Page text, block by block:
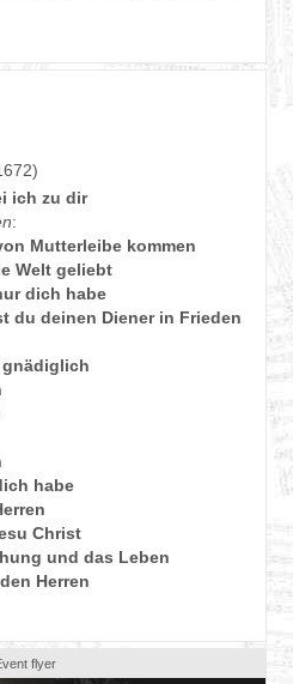
ich zu dir
:
Mutterleibe kommen
Welt geliebt
dich habe
du deinen Diener in Frieden
gnädiglich
habe
Christ
und das Leben
Herren
flyer